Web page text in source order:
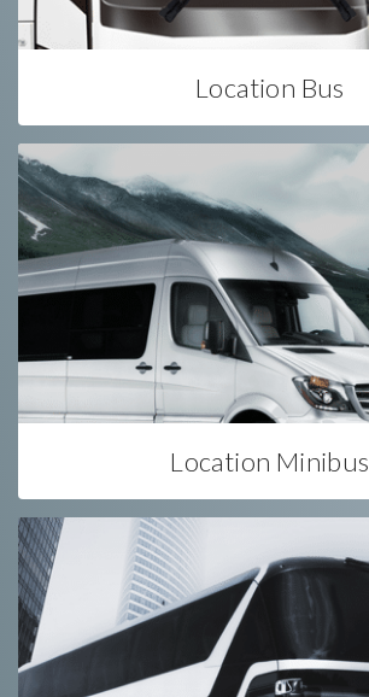
Location Bus
Location Minibus